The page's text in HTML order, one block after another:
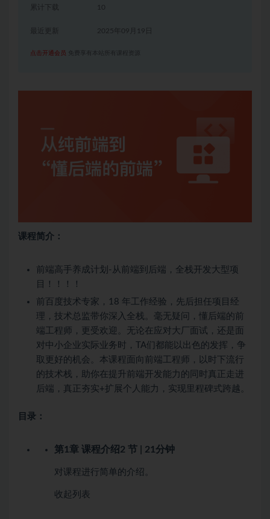
累计下载 10
2025年09月19日
点击开通会员 免费享有本站所有课程资源
课程简介：
前端高手养成计划-从前端到后端，全栈开发大型项
目！！！！
前百度技术专家，18 年工作经验，先后担任项目经
理，技术总监带你深入全栈。毫无疑问，懂后端的前
端工程师，更受欢迎。无论在应对大厂面试，还是面
对中小企业实际业务时，TA们都能以出色的发挥，争
取更好的机会。本课程面向前端工程师，以时下流行
的技术栈，助你在提升前端开发能力的同时真正走进
后端，真正夯实+扩展个人能力，实现里程碑式跨越。
目录：
第1章 课程介绍 2 节 | 21分钟
对课程进行简单的介绍。
收起列表